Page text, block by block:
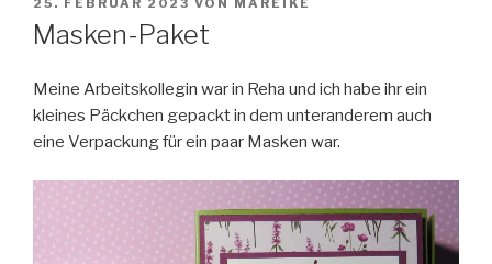
AM
25. FEBRUAR 2023 VON MAREIKE
Masken-Paket
Meine Arbeitskollegin war in Reha und ich habe ihr ein
kleines Päckchen gepacktin dem unteranderem auch
eine Verpackung für ein paar Masken war.